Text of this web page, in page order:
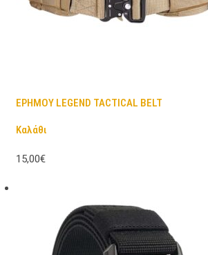
ΕΡΗΜΟΥ LEGEND TACTICAL BELT
Καλάθι
15,00€